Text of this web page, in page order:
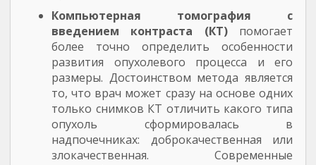
Компьютерная томография с
введением контраста (КТ)помогает
более точно определить особенности
развития опухолевого процесса и его
размеры. Достоинством метода является
то, что врач может сразу на основе одних
только снимков КТ отличить какого типа
опухоль сформировалась в
надпочечниках: доброкачественная или
злокачественная. Современные